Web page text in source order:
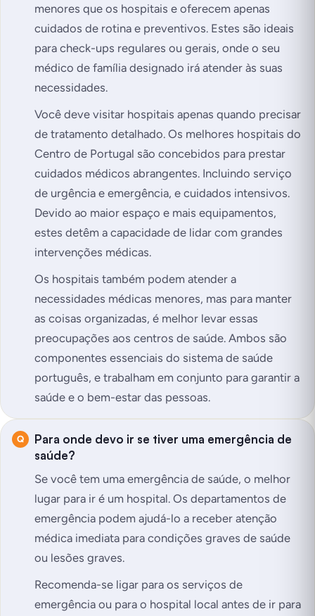
menores que os hospitais e oferecem apenas
cuidados de rotina e preventivos. Estes são ideais
para check-ups regulares ou gerais, onde o seu
médico de família designado irá atender às suas
necessidades.
Você deve visitar hospitais apenas quando precisar
de tratamento detalhado. Os melhores hospitais do
Centro de Portugal são concebidos para prestar
cuidados médicos abrangentes. Incluindo serviço
de urgência e emergência, e cuidados intensivos.
Devido ao maior espaço e mais equipamentos,
estes detêm a capacidade de lidar com grandes
intervenções médicas.
Os hospitais também podem atender a
necessidades médicas menores, mas para manter
as coisas organizadas, é melhor levar essas
preocupações aos centros de saúde. Ambos são
componentes essenciais do sistema de saúde
português, e trabalham em conjunto para garantir a
saúde e o bem-estar das pessoas.
Para onde devo ir se tiver uma emergência de
saúde?
Se você tem uma emergência de saúde, o melhor
lugar para ir é um hospital. Os departamentos de
emergência podem ajudá-lo a receber atenção
médica imediata para condições graves de saúde
ou lesões graves.
Recomenda-se ligar para os serviços de
emergência ou para o hospital local antes de ir para